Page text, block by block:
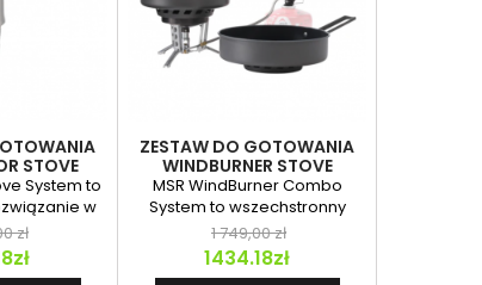
STOVE
System to
w
zł
ZESTAW DO GOTOWANIA
WINDBURNER STOVE
SYSTEM COMBO
MSR WindBurner Combo
System to wszechstronny
zestaw do gotowania dla...
1 749,00 zł
1434.18zł